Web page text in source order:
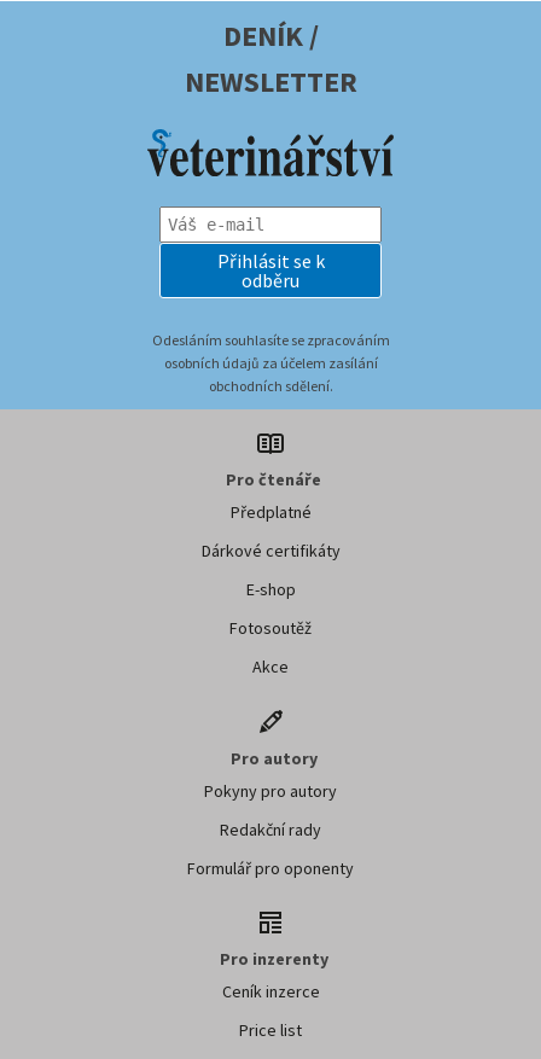
DENÍK /
NEWSLETTER
Přihlásit se k
odběru
Odesláním souhlasíte se zpracováním
osobních údajů za účelem zasílání
obchodních sdělení.
Pro čtenáře
Předplatné
Dárkové certifikáty
E-shop
Fotosoutěž
Akce
Pro autory
Pokyny pro autory
Redakční rady
Formulář pro oponenty
Pro inzerenty
Ceník inzerce
Price list